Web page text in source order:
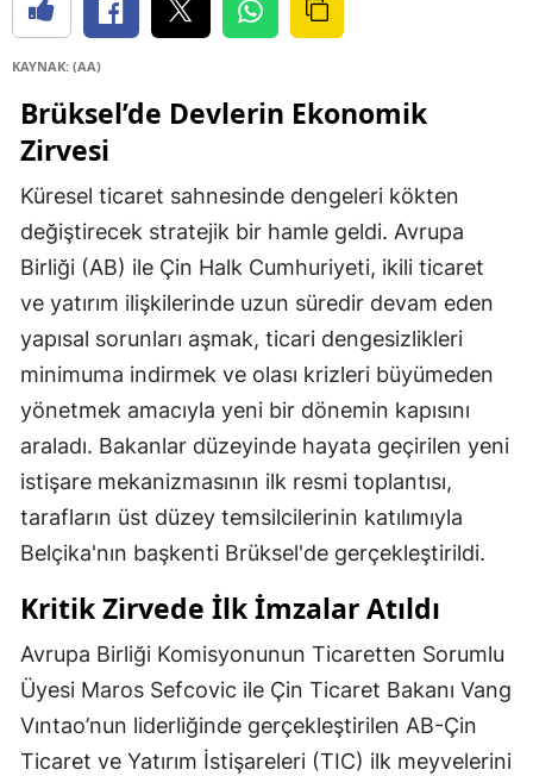
KAYNAK: (AA)
Brüksel’de Devlerin Ekonomik
Zirvesi
Küresel ticaret sahnesinde dengeleri kökten
değiştirecek stratejik bir hamle geldi. Avrupa
Birliği (AB) ile Çin Halk Cumhuriyeti, ikili ticaret
ve yatırım ilişkilerinde uzun süredir devam eden
yapısal sorunları aşmak, ticari dengesizlikleri
minimuma indirmek ve olası krizleri büyümeden
yönetmek amacıyla yeni bir dönemin kapısını
araladı. Bakanlar düzeyinde hayata geçirilen yeni
istişare mekanizmasının ilk resmi toplantısı,
tarafların üst düzey temsilcilerinin katılımıyla
Belçika'nın başkenti Brüksel'de gerçekleştirildi.
Kritik Zirvede İlk İmzalar Atıldı
Avrupa Birliği Komisyonunun Ticaretten Sorumlu
Üyesi Maros Sefcovic ile Çin Ticaret Bakanı Vang
Vıntao’nun liderliğinde gerçekleştirilen AB-Çin
Ticaret ve Yatırım İstişareleri (TIC) ilk meyvelerini